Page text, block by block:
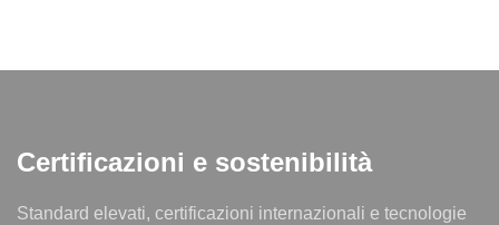
Certificazioni e sostenibilità
Standard elevati, certificazioni internazionali e tecnologie